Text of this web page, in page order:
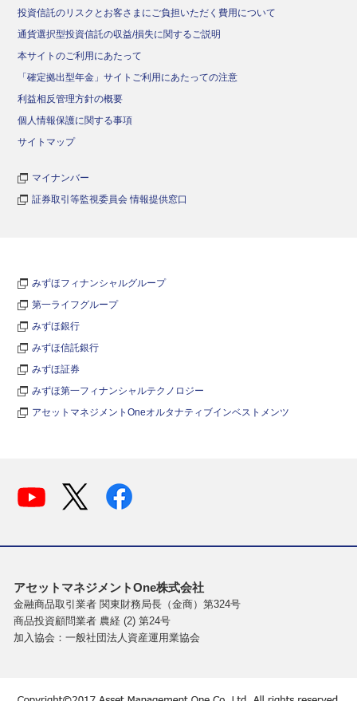
投資信託のリスクとお客さまにご負担いただく費用について
通貨選択型投資信託の収益/損失に関するご説明
本サイトのご利用にあたって
「確定拠出型年金」サイトご利用にあたっての注意
利益相反管理方針の概要
個人情報保護に関する事項
サイトマップ
マイナンバー
証券取引等監視委員会 情報提供窓口
みずほフィナンシャルグループ
第一ライフグループ
みずほ銀行
みずほ信託銀行
みずほ証券
みずほ第一フィナンシャルテクノロジー
アセットマネジメントOneオルタナティブインベストメンツ
アセットマネジメントOne株式会社
金融商品取引業者 関東財務局長（金商）第324号
商品投資顧問業者 農経 (2) 第24号
加入協会：一般社団法人資産運用業協会